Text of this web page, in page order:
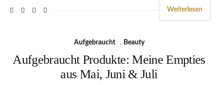
Weiterlesen
Aufgebraucht , Beauty
Aufgebraucht Produkte: Meine Empties
aus Mai, Juni & Juli